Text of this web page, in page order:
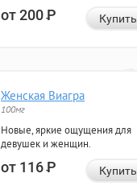
от 200Р Купить
Женская Виагра
100мг
Новые, яркие ощущения для
девушек и женщин.
от 116Р Купить